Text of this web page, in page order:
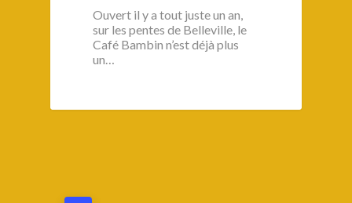
Ouvert il y a tout juste un an,
sur les pentes de Belleville, le
Café Bambin n’est déjà plus
un…